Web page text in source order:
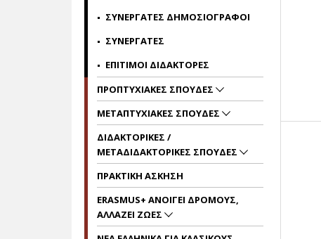
ΣΥΝΕΡΓΑΤΕΣ ΔΗΜΟΣΙΟΓΡΑΦΟΙ
ΣΥΝΕΡΓΑΤΕΣ
ΕΠΙΤΙΜΟΙ ΔΙΔΑΚΤΟΡΕΣ
ΠΡΟΠΤΥΧΙΑΚΕΣ ΣΠΟΥΔΕΣ
ΜΕΤΑΠΤΥΧΙΑΚΕΣ ΣΠΟΥΔΕΣ
ΔΙΔΑΚΤΟΡΙΚΕΣ /
MΕΤΑΔΙΔΑΚΤΟΡΙΚΕΣ ΣΠΟΥΔΕΣ
ΠΡΑΚΤΙΚΗ ΑΣΚΗΣΗ
ERASMUS+ ΑΝΟΙΓΕΙ ΔΡΟΜΟΥΣ,
ΑΛΛΑΖΕΙ ΖΩΕΣ